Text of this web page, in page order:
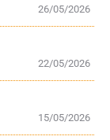
26/05/2026
22/05/2026
15/05/2026